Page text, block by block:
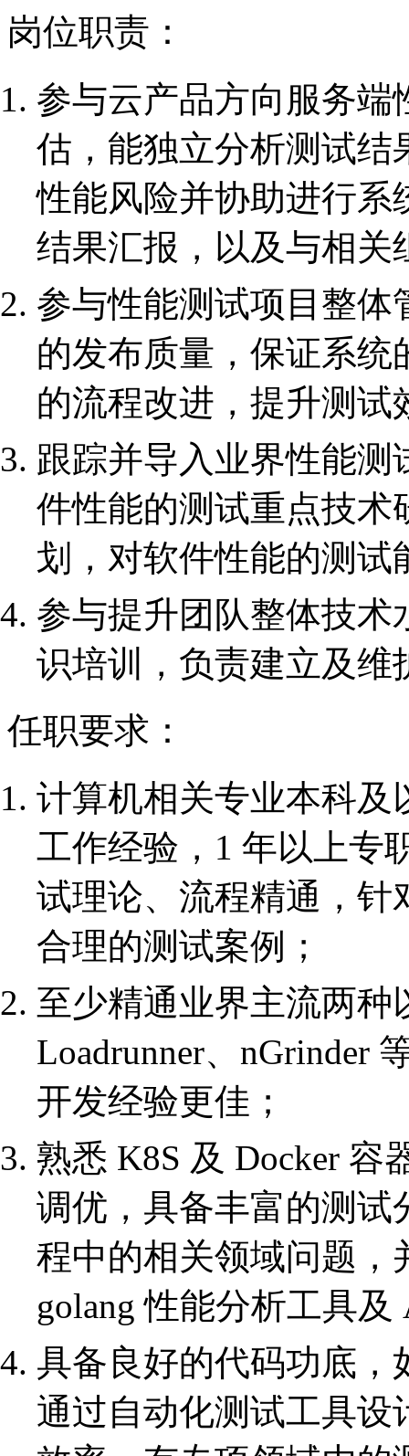
岗位职责：
参与云产品方向服务端
估，能独立分析测试结
性能风险并协助进行系
结果汇报，以及与相关
参与性能测试项目整体
的发布质量，保证系
的流程改进，提升测试
跟踪并导入业界性能
件性能的测试重点技术
划，对软件性能的测试
参与提升团队整体技术
识培训，负责建立及维
任职要求：
计算机相关专业本科及
工作经验，1 年以上专
试理论、流程精通，针
合理的测试案例；
至少精通业界主流两种
Loadrunner、nGrinder
开发经验更佳；
熟悉 K8S 及 Docker 容
调优，具备丰富的测试
程中的相关领域问题，
golang 性能分析工具
具备良好的代码功底，
通过自动化测试工具设